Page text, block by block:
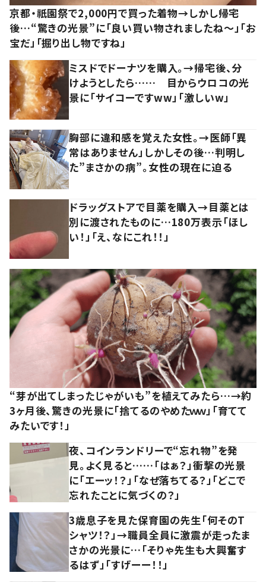
京都・祇園祭で2,000円で買った着物→しかし帰宅
後…“驚きの光景”に「良い買い物されましたね～」「お
宝だ」「掘り出し物ですね」
ミスドでドーナツを購入。→帰宅後、分
けようとしたら…… 目からウロコの光
景に「サイコーですww」「激しいw」
胸部に違和感を覚えた女性。→医師「異
常はありません」しかしその後…判明し
た”まさかの病”。女性の現在に迫る
ドラッグストアで目薬を購入→目薬とは
別に渡されたものに…180万表示「ほし
い！」「え、なにこれ！！」
“芽が出てしまったじゃがいも”を植えてみたら…→約
3ヶ月後、驚きの光景に「捨てるのやめたｗｗ」「育てて
みたいです！」
夜、コインランドリーで“忘れ物”を発
見。よく見ると……「はぁ？」衝撃の光景
に「エーッ！？」「なぜ落ちてる？」「どこで
忘れたことに気づくの？」
3歳息子を見た保育園の先生「何そのT
シャツ！？」→職員全員に激震が走ったま
さかの光景に…「そりゃ先生も大興奮す
るはず」「すげーー！！」